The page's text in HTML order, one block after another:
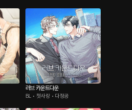
러브 카운트다운
BL • 첫사랑 • 다정공